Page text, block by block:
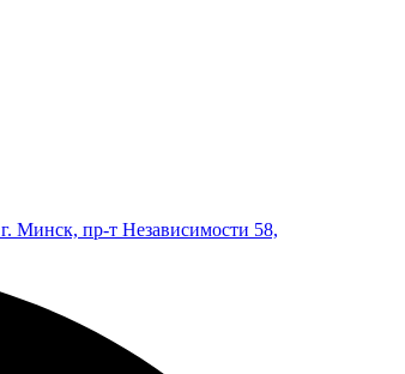
г. Минск, пр-т Независимости 58,